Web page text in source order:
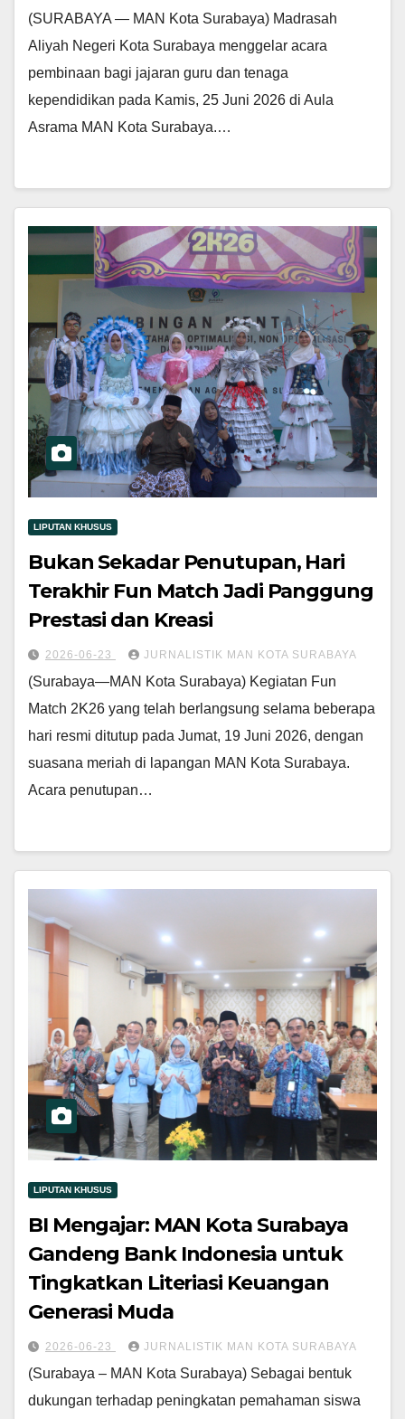
(SURABAYA — MAN Kota Surabaya) Madrasah
Aliyah Negeri Kota Surabaya menggelar acara
pembinaan bagi jajaran guru dan tenaga
kependidikan pada Kamis, 25 Juni 2026 di Aula
Asrama MAN Kota Surabaya.…
LIPUTAN KHUSUS
Bukan Sekadar Penutupan, Hari
Terakhir Fun Match Jadi Panggung
Prestasi dan Kreasi
2026-06-23 JURNALISTIK MAN KOTA SURABAYA
(Surabaya—MAN Kota Surabaya) Kegiatan Fun
Match 2K26 yang telah berlangsung selama beberapa
hari resmi ditutup pada Jumat, 19 Juni 2026, dengan
suasana meriah di lapangan MAN Kota Surabaya.
Acara penutupan…
LIPUTAN KHUSUS
BI Mengajar: MAN Kota Surabaya
Gandeng Bank Indonesia untuk
Tingkatkan Literiasi Keuangan
Generasi Muda
2026-06-23 JURNALISTIK MAN KOTA SURABAYA
(Surabaya – MAN Kota Surabaya) Sebagai bentuk
dukungan terhadap peningkatan pemahaman siswa